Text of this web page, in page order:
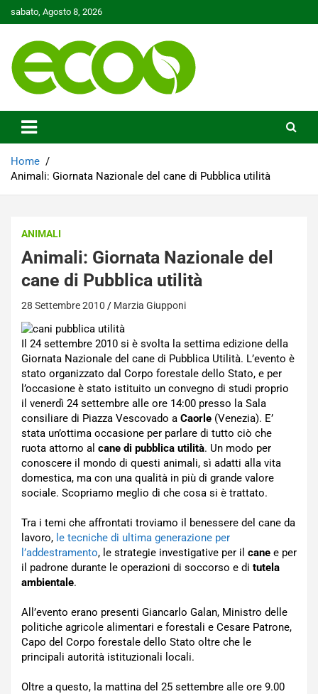
to
sabato, Agosto 8, 2026
Ecoo.it
Home
Animali: Giornata Nazionale del cane di Pubblica utilità
ANIMALI
Animali: Giornata Nazionale del
cane di Pubblica utilità
28 Settembre 2010 Marzia Giupponi
Il 24 settembre 2010 si è svolta la settima edizione della
Giornata Nazionale del cane di Pubblica Utilità. L’evento è
stato organizzato dal Corpo forestale dello Stato, e per
l’occasione è stato istituito un convegno di studi proprio
il venerdì 24 settembre alle ore 14:00 presso la Sala
consiliare di Piazza Vescovado a Caorle (Venezia). E’
stata un’ottima occasione per parlare di tutto ciò che
ruota attorno al cane di pubblica utilità. Un modo per
conoscere il mondo di questi animali, sì adatti alla vita
domestica, ma con una qualità in più di grande valore
sociale. Scopriamo meglio di che cosa si è trattato.
Tra i temi che affrontati troviamo il benessere del cane da
lavoro, le tecniche di ultima generazione per
l’addestramento, le strategie investigative per il cane e per
il padrone durante le operazioni di soccorso e di tutela
ambientale.
All’evento erano presenti Giancarlo Galan, Ministro delle
politiche agricole alimentari e forestali e Cesare Patrone,
Capo del Corpo forestale dello Stato oltre che le
principali autorità istituzionali locali.
Oltre a questo, la mattina del 25 settembre alle ore 9.00